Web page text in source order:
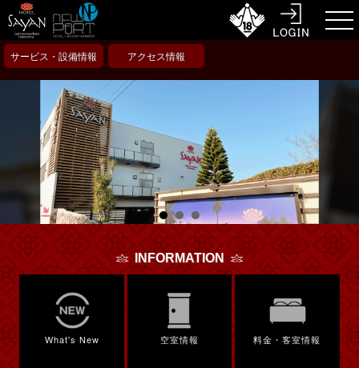
サービス・設備情報 アクセス情報
INFORMATION
What's New 空室情報 料金・客室情報